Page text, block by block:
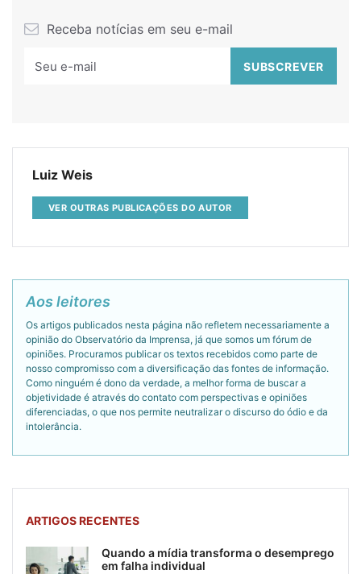
Receba notícias em seu e-mail
Luiz Weis
VER OUTRAS PUBLICAÇÕES DO AUTOR
Aos leitores
Os artigos publicados nesta página não refletem necessariamente a
opinião do Observatório da Imprensa, já que somos um fórum de
opiniões. Procuramos publicar os textos recebidos como parte de
nosso compromisso com a diversificação das fontes de informação.
Como ninguém é dono da verdade, a melhor forma de buscar a
objetividade é através do contato com perspectivas e opiniões
diferenciadas, o que nos permite neutralizar o discurso do ódio e da
intolerância.
ARTIGOS RECENTES
Quando a mídia transforma o desemprego
em falha individual